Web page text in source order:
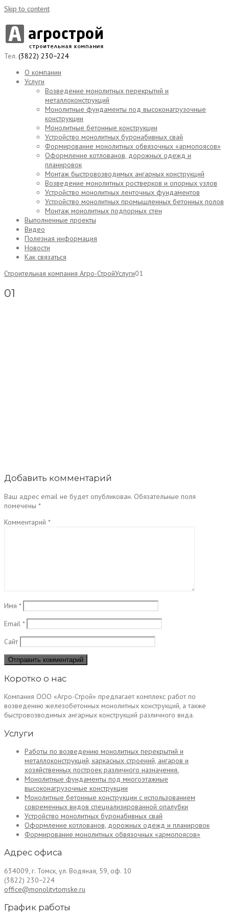
Skip to content
Тел. (3822) 230−224
О компании
Услуги
Возведение монолитных перекрытий и
металлоконструкций
Монолитные фундаменты под высоконагрузочные
конструкции
Монолитные бетонные конструкции
Устройство монолитных буронабивных свай
Формирование монолитных обвязочных «армопоясов»
Оформление котлованов, дорожных одежд и
планировок
Монтаж быстровозводимых ангарных конструкций
Возведение монолитных ростверков и опорных узлов
Устройство монолитных ленточных фундаментов
Устройство монолитных промышленных бетонных полов
Монтаж монолитных подпорных стен
Выполненные проекты
Видео
Полезная информация
Новости
Как связаться
Строительная компания Агро-СтройУслуги01
01
Добавить комментарий
Ваш адрес email не будет опубликован. Обязательные поля
помечены *
Комментарий *
Имя *
Email *
Сайт
Коротко о нас
Компания ООО «Агро-Строй» предлагает комплекс работ по
возведению железобетонных монолитных конструкций, а также
быстровозводимых ангарных конструкций различного вида.
Услуги
Работы по возведению монолитных перекрытий и
металлоконструкций, каркасных строений, ангаров и
хозяйственных построек различного назначения.
Монолитные фундаменты под многоэтажные
высоконагрузочные конструкции
Монолитные бетонные конструкции с использованием
современных видов специализированной опалубки
Устройство монолитных буронабивных свай
Оформление котлованов, дорожных одежд и планировок
Формирование монолитных обвязочных «армопоясов»
Адрес офиса
634009, г. Томск, ул. Водяная, 59, оф. 10
(3822) 230−224
office@monolitvtomske.ru
График работы